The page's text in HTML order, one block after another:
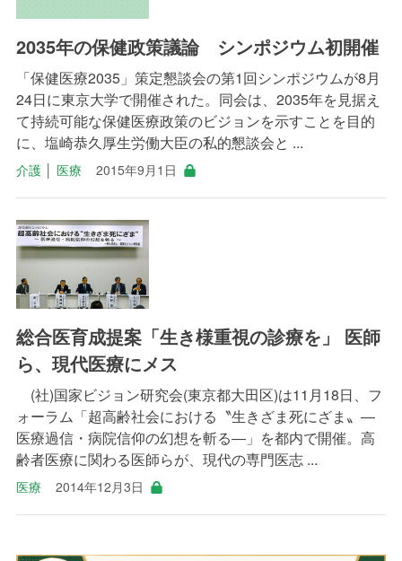
2035年の保健政策議論 シンポジウム初開催
「保健医療2035」策定懇談会の第1回シンポジウムが8月
24日に東京大学で開催された。同会は、2035年を見据え
て持続可能な保健医療政策のビジョンを示すことを目的
に、塩崎恭久厚生労働大臣の私的懇談会と ...
介護│ 医療 2015年9月1日
総合医育成提案「生き様重視の診療を」 医師
ら、現代医療にメス
(社)国家ビジョン研究会(東京都大田区)は11月18日、フ
ォーラム「超高齢社会における〝生きざま死にざま〟―
医療過信・病院信仰の幻想を斬る―」を都内で開催。高
齢者医療に関わる医師らが、現代の専門医志 ...
医療 2014年12月3日